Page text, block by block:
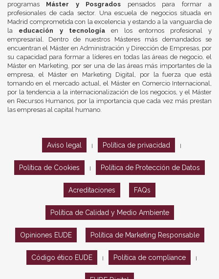
programas Máster y Posgrados pensados para formar a
profesionales de cada sector. Una escuela de negocios situada en
Madrid comprometida con la excelencia y estando a la vanguardia de
la educación y tecnologíaen los entornos profesional y
empresarial. Dentro de nuestros Másteres más demandados se
encuentran el Máster en Administración y Dirección de Empresas, por
su capacidad para formar a líderes en todas las áreas de negocio, el
Máster en Marketing, por ser una de las áreas más importantes de la
empresa, el Máster en Marketing Digital, por la fuerza que está
tomando en el mercado actual, el Máster en Comercio Internacional,
por la tendencia a la internacionalización de los negocios, y el Máster
en Recursos Humanos, por la importancia que cada vez más prestan
las empresas al capital humano.
Aviso legal Política de privacidad
Política de Cookies Política de Protección de Datos
Acreditaciones FAQs
Política de Calidad y Medio Ambiente
Opiniones EUDE Política de Marketing Responsable
Código ético EUDE Política de compliance